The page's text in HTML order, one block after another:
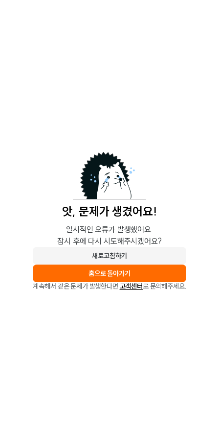
앗, 문제가 생겼어요!
일시적인 오류가 발생했어요.
잠시 후에 다시 시도해주시겠어요?
새로고침하기
홈으로 돌아가기
계속해서 같은 문제가 발생한다면 고객센터로 문의해주세요.